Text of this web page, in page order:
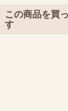
この商品を買
す